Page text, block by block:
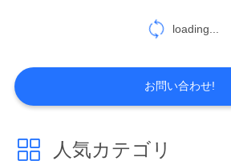
PRIVACY
POLICY
デスクトップ
ワー アウト
loading...
お問い合わせ!
人気カテゴリ